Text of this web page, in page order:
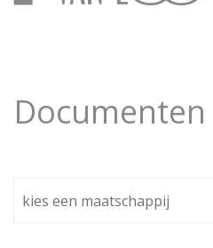
Documenten